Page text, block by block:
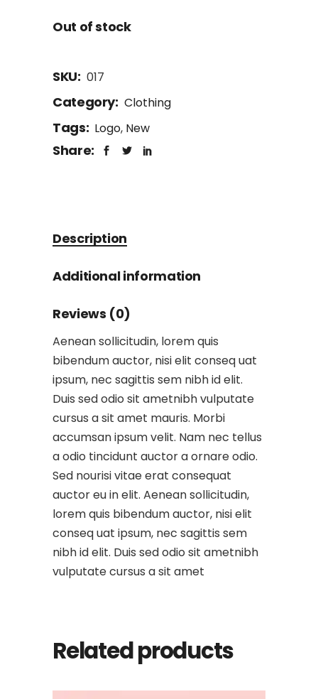
Out of stock
SKU: 017
Category: Clothing
Tags: Logo, New
Share:
Description
Additional information
Reviews (0)
Aenean sollicitudin, lorem quis
bibendum auctor, nisi elit conseq uat
ipsum, nec sagittis sem nibh id elit.
Duis sed odio sit ametnibh vulputate
cursus a sit amet mauris. Morbi
accumsan ipsum velit. Nam nec tellus
a odio tincidunt auctor a ornare odio.
Sed nourisi vitae erat consequat
auctor eu in elit. Aenean sollicitudin,
lorem quis bibendum auctor, nisi elit
conseq uat ipsum, nec sagittis sem
nibh id elit. Duis sed odio sit ametnibh
vulputate cursus a sit amet
Related products